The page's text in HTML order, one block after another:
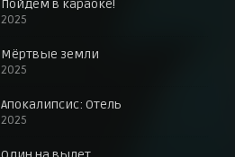
Пойдём в караоке!
2025
Мёртвые земли
2025
Апокалипсис: Отель
2025